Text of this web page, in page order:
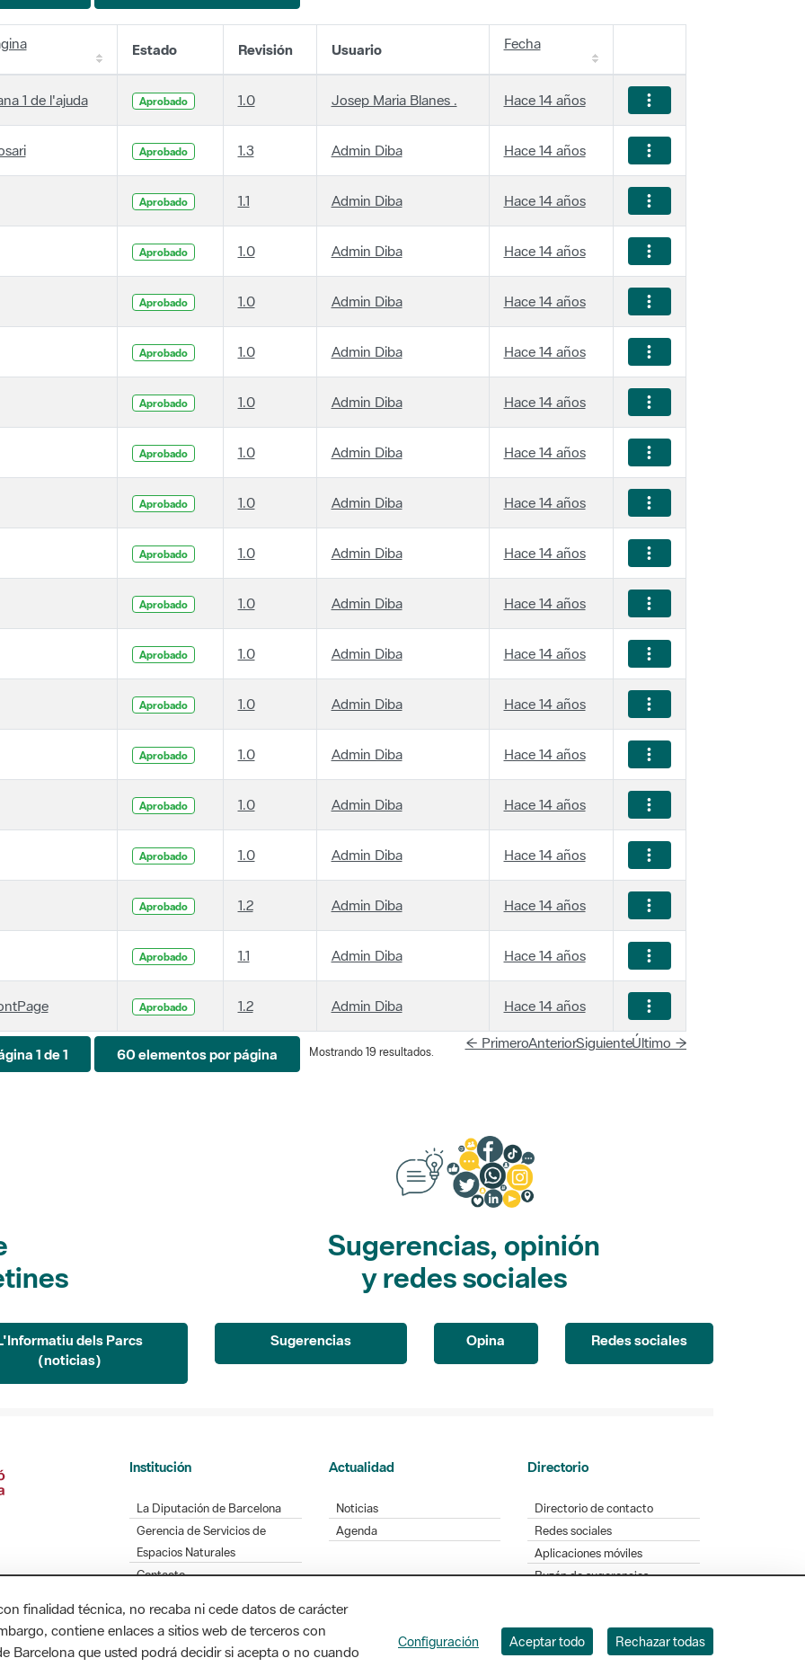
Estado Revisión Usuario Fecha
1 de l'ajuda 1.0 Josep Maria Blanes . Hace 14 años
Aprobado 1.3 Admin Diba Hace 14 años
1.1 Admin Diba Hace 14 años
Aprobado 1.0 Admin Diba Hace 14 años
1.0 Admin Diba Hace 14 años
Aprobado 1.0 Admin Diba Hace 14 años
1.0 Admin Diba Hace 14 años
Aprobado 1.0 Admin Diba Hace 14 años
1.0 Admin Diba Hace 14 años
Aprobado 1.0 Admin Diba Hace 14 años
1.0 Admin Diba Hace 14 años
Aprobado 1.0 Admin Diba Hace 14 años
1.0 Admin Diba Hace 14 años
Aprobado 1.0 Admin Diba Hace 14 años
1.0 Admin Diba Hace 14 años
Aprobado 1.0 Admin Diba Hace 14 años
1.2 Admin Diba Hace 14 años
Aprobado 1.1 Admin Diba Hace 14 años
1.2 Admin Diba Hace 14 años
1 de 1 60 elementos por página Mostrando 19 resultados.
SiguienteÚltimo →
(noticias)
y redes sociales
Gerencia de Servicios de
Espacios Naturales
Contacto
Agenda
Redes sociales
Aplicaciones móviles
Buzón de sugerencias
Opinión sobre los parques
Diputación de Barcelona. Edifici Llacuna, 1a planta. Badajoz, 49. 08005 Barcelona. Tel. 934 022 428
/ xarxaparcs@diba.cat
finalidad técnica, no recaba ni cede datos de carácter
contiene enlaces a sitios web de terceros con
Barcelona que usted podrá decidir si acepta o no cuando
Configuración Aceptar todo Rechazar todas